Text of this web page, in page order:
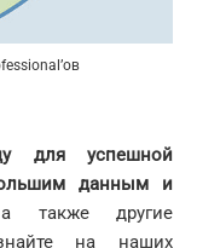
для успешной
данным и
также другие
на наших